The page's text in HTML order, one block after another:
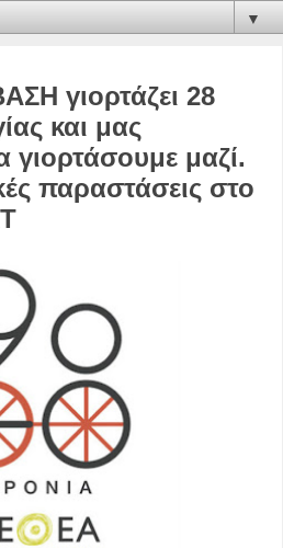
▼
γιορτάζει 28
και μας
γιορτάσουμε μαζί.
παραστάσεις στο